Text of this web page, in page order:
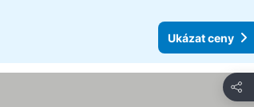
Ukázat ceny
Sdílet